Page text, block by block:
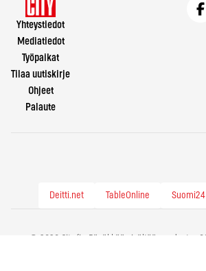
Yhteystiedot
Mediatiedot
Työpaikat
Tilaa uutiskirje
Ohjeet
Palaute
Deitti.net TableOnline Suomi24